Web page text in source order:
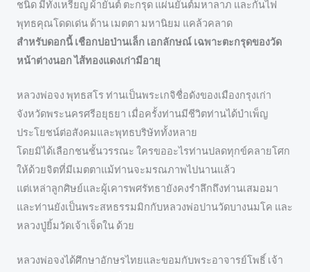
ชนิด มีทั้งเหรียญ ผ้ายันต์ ตะกรุด แผ่นยันต์มหาลาภ และกันไฟ
พุทธคุณโดดเด่น ด้าน เมตตา มหานิยม แคล้วคลาด
สำหรับดอกนี้ เชือกปอป่านเล็ก เอกลักษณ์ เฉพาะตะกรุดของวัด
หน้าต่างนอก ไส้ทองแดงเก่ามีอายุ
หลวงพ่อจง พุทธสโร ท่านเป็นพระเกจิชื่อดังของเมืองกรุงเก่า
จังหวัดพระนครศรีอยุธยา เมื่อครั้งท่านมีชีวิตท่านได้บำเพ็ญ
ประโยชน์ต่อสังคมและพุทธบริษัททั้งหลาย
โดยมิได้เลือกชนชั้นวรรณะ ใครขออะไรท่านปลดทุกข์คลายโศก
ให้ด้วยจิตที่มีเมตตาแม้ท่านจะมรณภาพไปนานแล้ว
แต่เหล่าลูกศิษย์และผู้เคารพศรัทธายังคงรำลึกถึงท่านเสมอมา
และท่านยังเป็นพระสหธรรมมิกกับหลวงพ่อปานวัดบางนมโค และ
หลวงปู่ยิ้มวัดเจ้าเจ็ดใน ด้วย
หลวงพ่อจงได้ศึกษาอักษรไทยและขอมกับพระอาจารย์โพธิ์ เจ้า